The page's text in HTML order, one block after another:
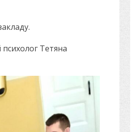
Тетяна